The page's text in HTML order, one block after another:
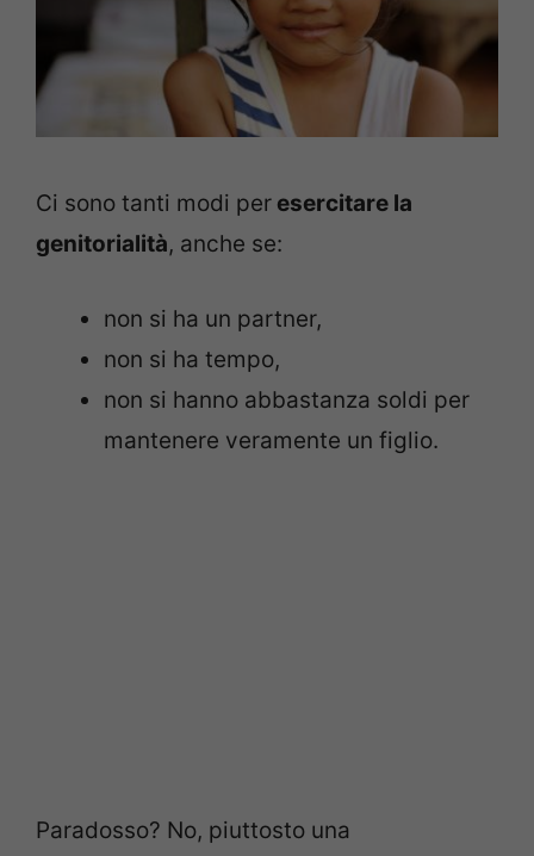
Ci sono tanti modi per esercitare la
genitorialità, anche se:
non si ha un partner,
non si ha tempo,
non si hanno abbastanza soldi per
mantenere veramente un figlio.
Paradosso? No, piuttosto una